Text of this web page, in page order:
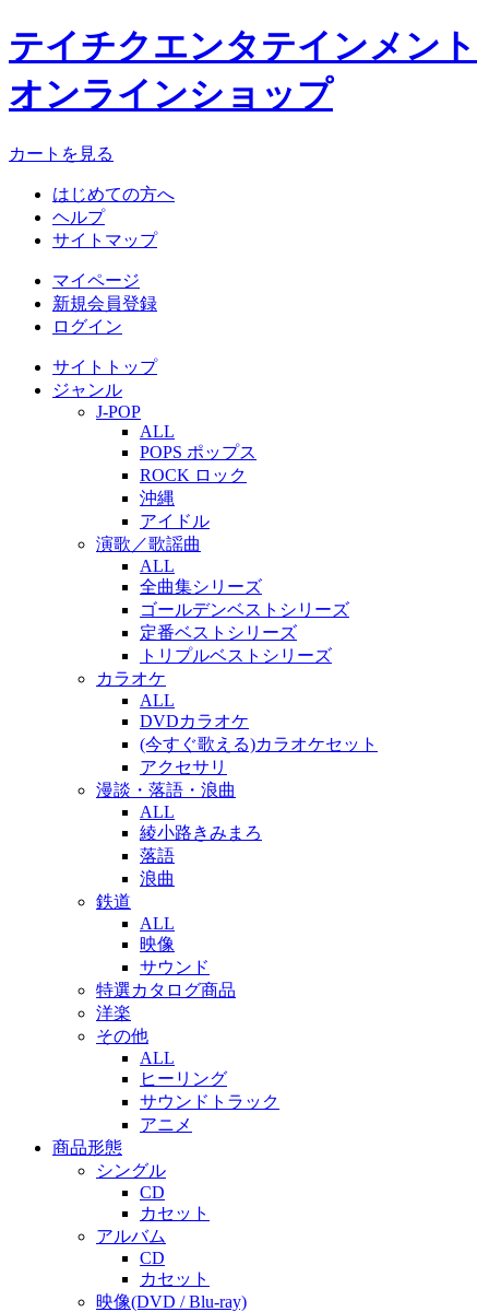
テイチクエンタテインメント
オンラインショップ
カートを見る
はじめての方へ
ヘルプ
サイトマップ
マイページ
新規会員登録
ログイン
サイトトップ
ジャンル
J-POP
ALL
POPS ポップス
ROCK ロック
沖縄
アイドル
演歌／歌謡曲
ALL
全曲集シリーズ
ゴールデンベストシリーズ
定番ベストシリーズ
トリプルベストシリーズ
カラオケ
ALL
DVDカラオケ
(今すぐ歌える)カラオケセット
アクセサリ
漫談・落語・浪曲
ALL
綾小路きみまろ
落語
浪曲
鉄道
ALL
映像
サウンド
特選カタログ商品
洋楽
その他
ALL
ヒーリング
サウンドトラック
アニメ
商品形態
シングル
CD
カセット
アルバム
CD
カセット
映像(DVD / Blu-ray)